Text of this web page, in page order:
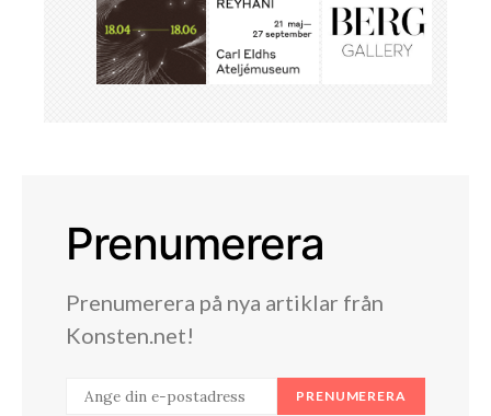
Prenumerera
Prenumerera på nya artiklar från
Konsten.net!
PRENUMERERA